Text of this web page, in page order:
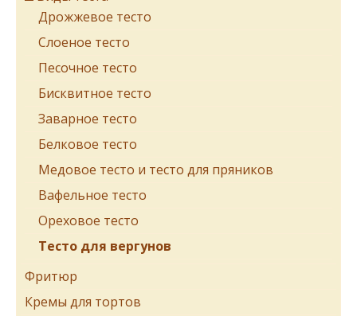
Дрожжевое тесто
Cлоеное тесто
Песочное тесто
Бисквитное тесто
Заварное тесто
Белковое тесто
Медовое тесто и тесто для пряников
Вафельное тесто
Ореховое тесто
Тесто для вергунов
Фритюр
Кремы для тортов